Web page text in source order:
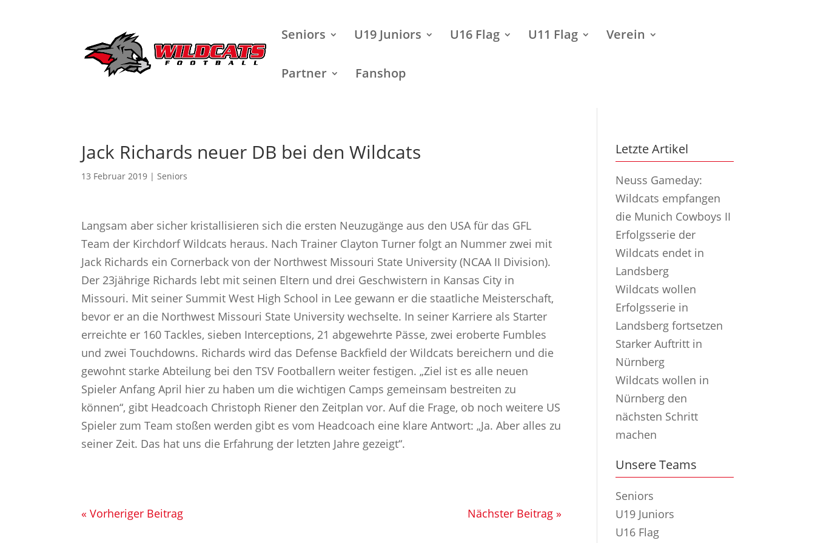
Seniors U19 Juniors U16 Flag U11 Flag Verein
Partner Fanshop
Jack Richards neuer DB bei den Wildcats
13 Februar 2019 |Seniors
Langsam aber sicher kristallisieren sich die ersten Neuzugänge aus den USA für das GFL
Team der Kirchdorf Wildcats heraus. Nach Trainer Clayton Turner folgt an Nummer zwei mit
Jack Richards ein Cornerback von der Northwest Missouri State University (NCAA II Division).
Der 23jährige Richards lebt mit seinen Eltern und drei Geschwistern in Kansas City in
Missouri. Mit seiner Summit West High School in Lee gewann er die staatliche Meisterschaft,
bevor er an die Northwest Missouri State University wechselte. In seiner Karriere als Starter
erreichte er 160 Tackles, sieben Interceptions, 21 abgewehrte Pässe, zwei eroberte Fumbles
und zwei Touchdowns. Richards wird das Defense Backfield der Wildcats bereichern und die
gewohnt starke Abteilung bei den TSV Footballern weiter festigen. „Ziel ist es alle neuen
Spieler Anfang April hier zu haben um die wichtigen Camps gemeinsam bestreiten zu
können“, gibt Headcoach Christoph Riener den Zeitplan vor. Auf die Frage, ob noch weitere US
Spieler zum Team stoßen werden gibt es vom Headcoach eine klare Antwort: „Ja. Aber alles zu
seiner Zeit. Das hat uns die Erfahrung der letzten Jahre gezeigt“.
« Vorheriger Beitrag Nächster Beitrag »
Letzte Artikel
Neuss Gameday:
Wildcats empfangen
die Munich Cowboys II
Erfolgsserie der
Wildcats endet in
Landsberg
Wildcats wollen
Erfolgsserie in
Landsberg fortsetzen
Starker Auftritt in
Nürnberg
Wildcats wollen in
Nürnberg den
nächsten Schritt
machen
Unsere Teams
Seniors
U19 Juniors
U16 Flag